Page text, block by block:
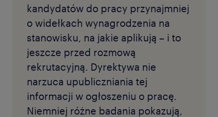
kandydatów do pracy przynajmniej
o widełkach wynagrodzenia na
stanowisku, na jakie aplikują – i to
jeszcze przed rozmową
rekrutacyjną. Dyrektywa nie
narzuca upubliczniania tej
informacji w ogłoszeniu o pracę.
Niemniej różne badania pokazują,